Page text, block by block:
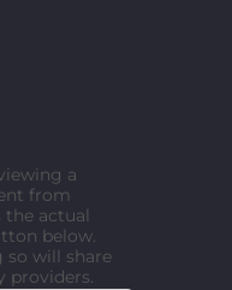
a
from
the actual
below.
so will share
providers.